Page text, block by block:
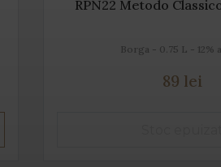
RPN22 Metodo
Borga - 0.75 L - 12%
89 lei